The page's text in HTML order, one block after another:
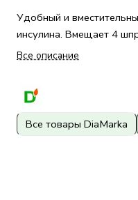
Удобный и
инсулина. Вмещает 4
Все описание
Все товары DiaMarka